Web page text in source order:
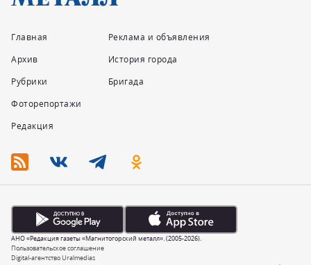
Главная
Архив
Рубрики
Фоторепортажи
Редакция
Реклама и объявления
История города
Бригада
Пользовательское соглашение
Digital-агентство Uralmedias
АНО «Редакция газеты «Магнитогорский металл». (2005-2026).